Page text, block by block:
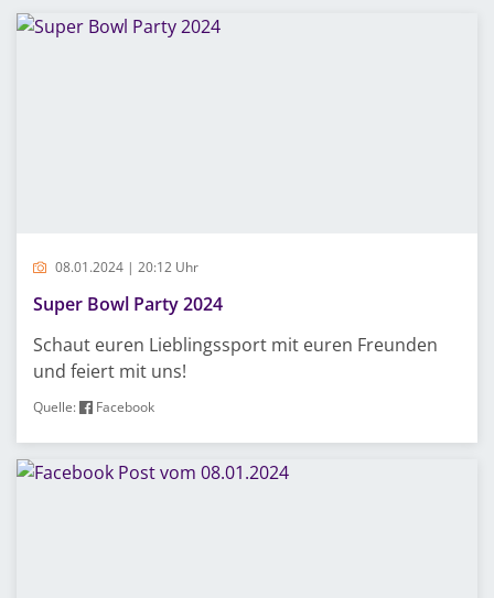
08.01.2024 | 20:12 Uhr
Super Bowl Party 2024
Schaut euren Lieblingssport mit euren Freunden
und feiert mit uns!
Quelle: Facebook